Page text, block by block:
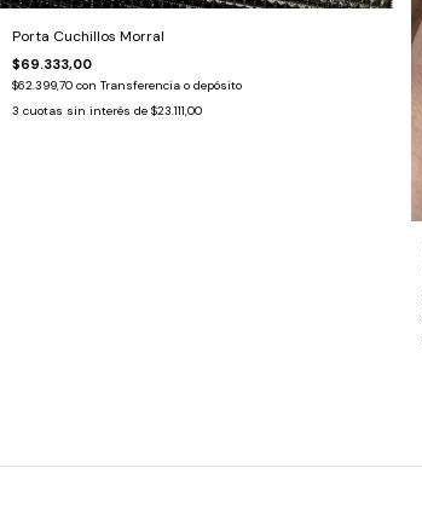
Porta Cuchillos Morral
$69.333,00
$62.399,70 con Transferencia o depósito
3 cuotas sin interés de $23.111,00